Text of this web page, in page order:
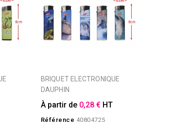
BRIQUET ELECTRONIQUE
DAUPHIN
À partir de 0,28 € HT
Référence 40804725